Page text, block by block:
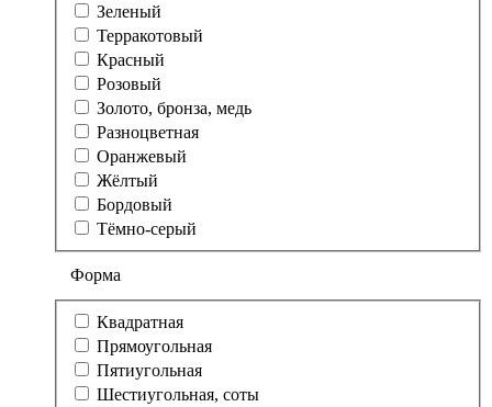
Зеленый
Терракотовый
Красный
Розовый
Золото, бронза, медь
Разноцветная
Оранжевый
Жёлтый
Бордовый
Тёмно-серый
Форма
Квадратная
Прямоугольная
Пятиугольная
Шестиугольная, соты